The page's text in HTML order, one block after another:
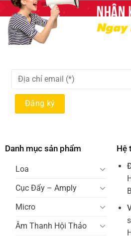
Danh mục sản phẩm
Loa
Cục Đẩy – Amply
Micro
Âm Thanh Hội Thảo
Hệ